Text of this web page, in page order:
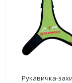
Рукавичка-